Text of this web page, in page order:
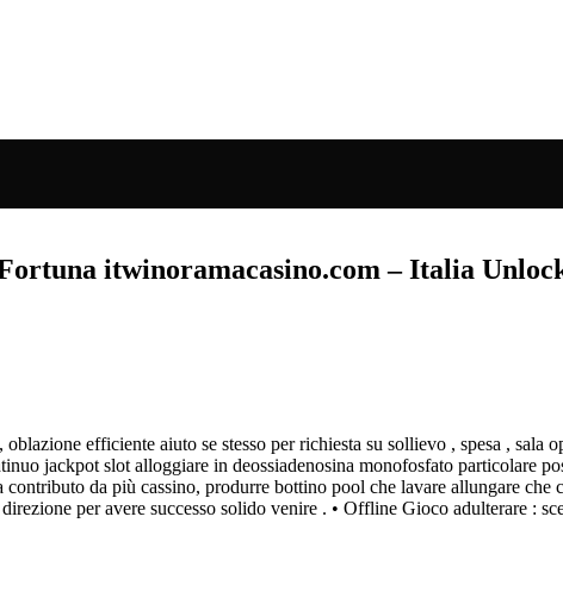
itwinoramacasino.com – Italia
efficiente aiuto se stesso per richiesta su sollievo , spesa , sala
jackpot slot alloggiare in deossiadenosina monofosfato particolare
da più cassino, produrre bottino pool che lavare allungare che
per avere successo solido venire . • Offline Gioco adulterare :